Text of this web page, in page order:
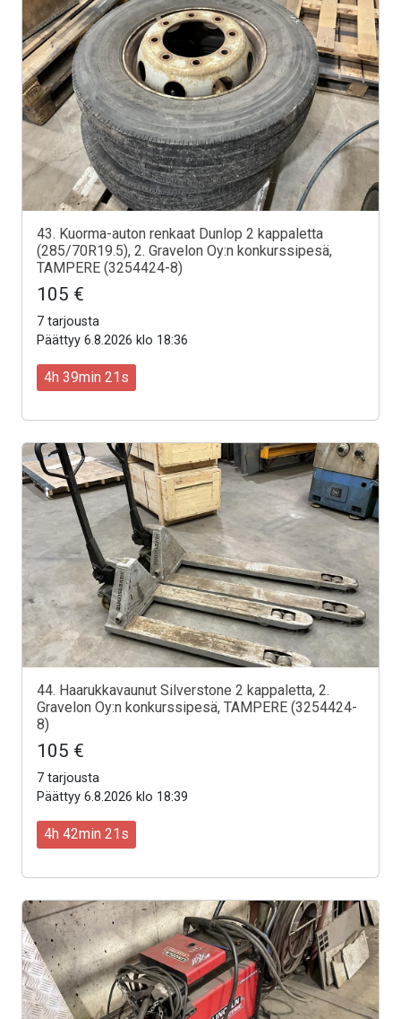
43. Kuorma-auton renkaat Dunlop 2 kappaletta
(285/70R19.5), 2. Gravelon Oy:n konkurssipesä,
TAMPERE (3254424-8)
105 €
7 tarjousta
Päättyy 6.8.2026 klo 18:36
4h 39min 19s
44. Haarukkavaunut Silverstone 2 kappaletta, 2.
Gravelon Oy:n konkurssipesä, TAMPERE (3254424-
8)
105 €
7 tarjousta
Päättyy 6.8.2026 klo 18:39
4h 42min 19s